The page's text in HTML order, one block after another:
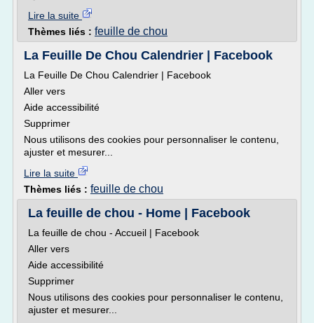
Lire la suite
Thèmes liés : feuille de chou
La Feuille De Chou Calendrier | Facebook
La Feuille De Chou Calendrier | Facebook
Aller vers
Aide accessibilité
Supprimer
Nous utilisons des cookies pour personnaliser le contenu,
ajuster et mesurer...
Lire la suite
Thèmes liés : feuille de chou
La feuille de chou - Home | Facebook
La feuille de chou - Accueil | Facebook
Aller vers
Aide accessibilité
Supprimer
Nous utilisons des cookies pour personnaliser le contenu,
ajuster et mesurer...